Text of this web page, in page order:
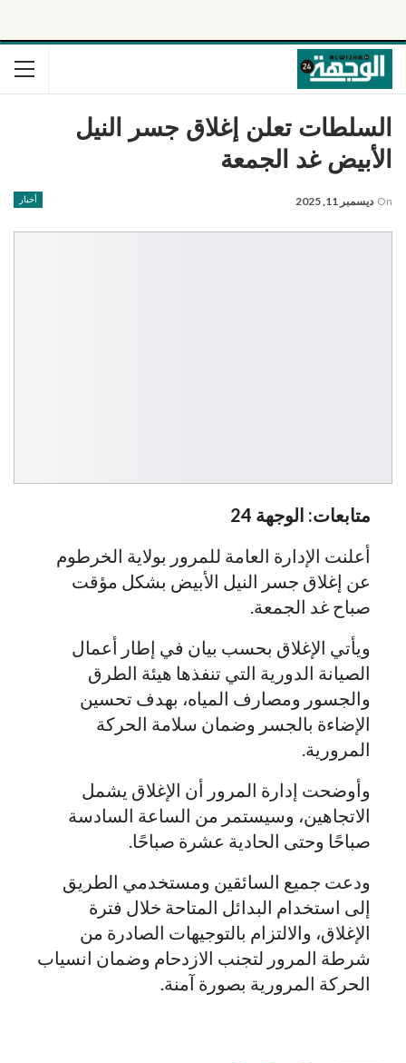
السلطات تعلن إغلاق جسر النيل
الأبيض غد الجمعة
أخبار On ديسمبر 11, 2025
متابعات: الوجهة 24
أعلنت الإدارة العامة للمرور بولاية الخرطوم
عن إغلاق جسر النيل الأبيض بشكل مؤقت
صباح غد الجمعة.
ويأتي الإغلاق بحسب بيان في إطار أعمال
الصيانة الدورية التي تنفذها هيئة الطرق
والجسور ومصارف المياه، بهدف تحسين
الإضاءة بالجسر وضمان سلامة الحركة
المرورية.
وأوضحت إدارة المرور أن الإغلاق يشمل
الاتجاهين، وسيستمر من الساعة السادسة
صباحًا وحتى الحادية عشرة صباحًا.
ودعت جميع السائقين ومستخدمي الطريق
إلى استخدام البدائل المتاحة خلال فترة
الإغلاق، والالتزام بالتوجيهات الصادرة من
شرطة المرور لتجنب الازدحام وضمان انسياب
الحركة المرورية بصورة آمنة.